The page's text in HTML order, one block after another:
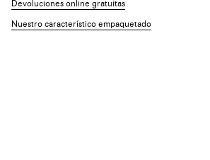
Devoluciones online gratuitas
Nuestro característico empaquetado